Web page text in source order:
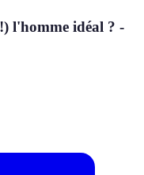
l'homme idéal ? -